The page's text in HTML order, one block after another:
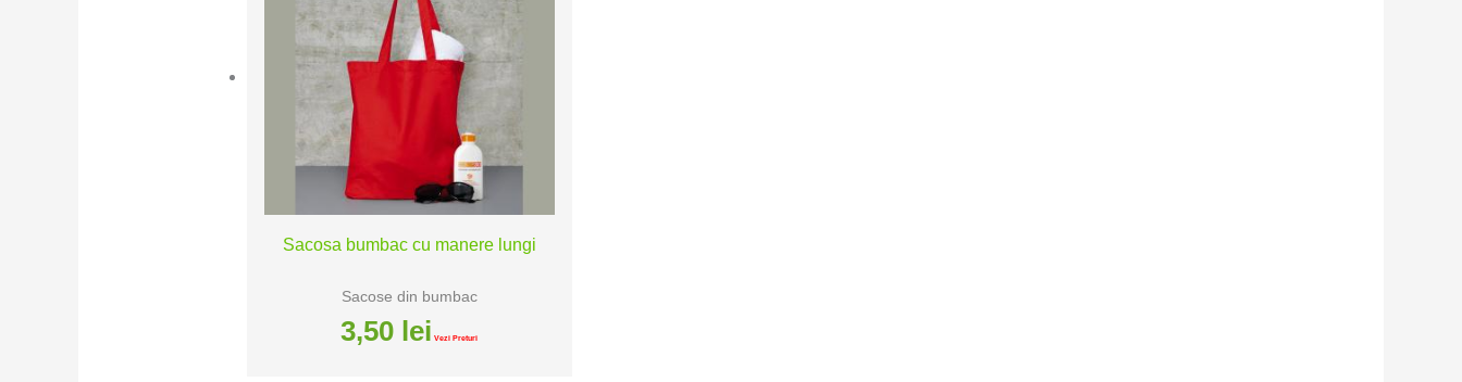
Sacosa bumbac cu manere lungi
Sacose din bumbac
3,50 lei Vezi Preturi